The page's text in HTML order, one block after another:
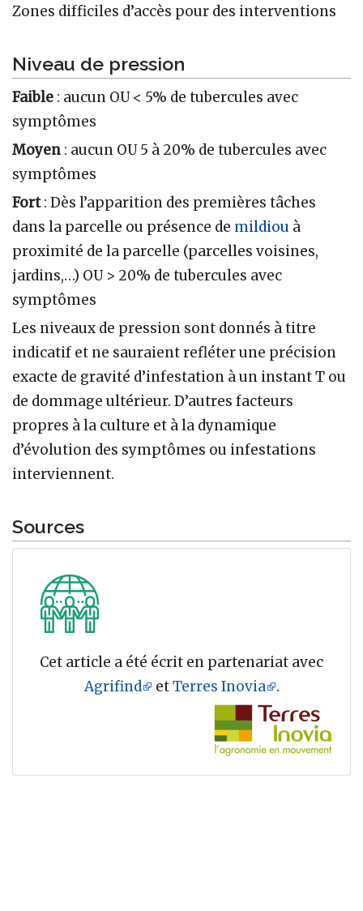
Zones difficiles d’accès pour des interventions
Niveau de pression
Faible : aucun OU < 5% de tubercules avec
symptômes
Moyen : aucun OU 5 à 20% de tubercules avec
symptômes
Fort: Dès l’apparition des premières tâches
dans la parcelle ou présence de mildiou à
proximité de la parcelle (parcelles voisines,
jardins,…) OU > 20% de tubercules avec
symptômes
Les niveaux de pression sont donnés à titre
indicatif et ne sauraient refléter une précision
exacte de gravité d’infestation à un instant T ou
de dommage ultérieur. D’autres facteurs
propres à la culture et à la dynamique
d’évolution des symptômes ou infestations
interviennent.
Sources
Cet article a été écrit en partenariat avec
Agrifind
etTerres Inovia .